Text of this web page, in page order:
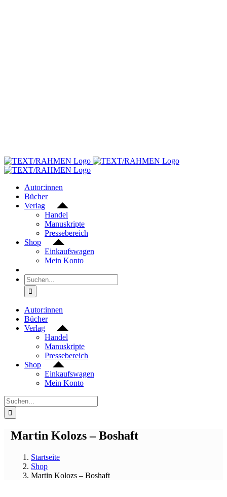
Autor:innen
Bücher
Verlag
Handel
Manuskripte
Pressebereich
Shop
Einkaufswagen
Mein Konto
Suche
nach:
Autor:innen
Bücher
Verlag
Handel
Manuskripte
Pressebereich
Shop
Einkaufswagen
Mein Konto
Suche
nach:
Martin Kolozs – Boshaft
Startseite
Shop
Martin Kolozs – Boshaft